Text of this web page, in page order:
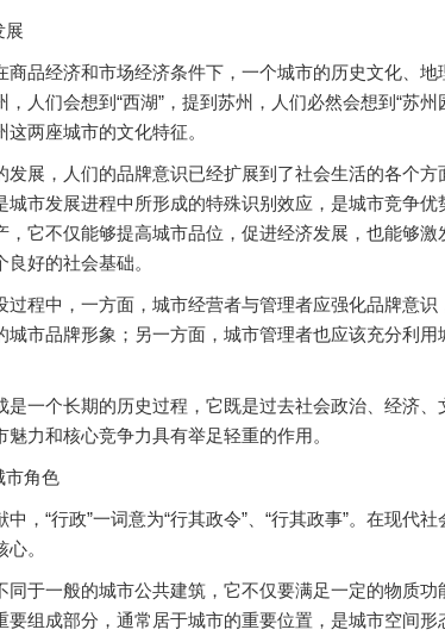
展
经济和市场经济条件下，一个城市的历史文化、地
，人们会想到“西湖”，提到苏州，人们必然会想到“苏
这两座城市的文化特征。
，人们的品牌意识已经扩展到了社会生活的各个方
城市发展进程中所形成的特殊识别效应，是城市竞争
，它不仅能够提高城市品位，促进经济发展，也能够
好的社会基础。
中，一方面，城市经营者与管理者应强化品牌意识
城市品牌形象；另一方面，城市管理者也应该充分利
个长期的历史过程，它既是过去社会政治、经济、
力和核心竞争力具有举足轻重的作用。
角色
“行政”一词意为“行其政令”、“行其政事”。在现代
。
一般的城市公共建筑，它不仅要满足一定的物质功
要组成部分，通常居于城市的重要位置，是城市空间